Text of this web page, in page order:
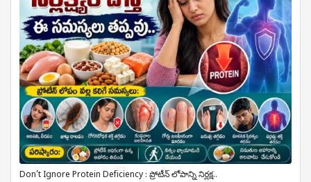
Don’t Ignore Protein Deficiency : ప్రోటీన్ లోపాన్ని నిర్లక్ష..